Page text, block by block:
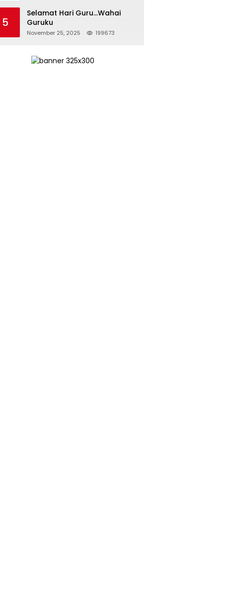
Pertamina
5
Selamat Hari Guru…Wahai
Guruku
November 25, 2025 199673